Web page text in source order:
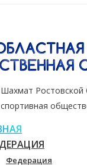
Ростовской
Федерация